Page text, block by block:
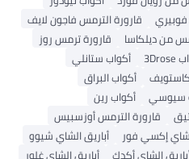
قارورة الترمس فاجون لايف
ديلكاسا
قارورة ترمس روز
أكواب ستانلي
أكواب البراق
أكواب رين
قارورة الترمس أوزسبيس
إكسي فور
أباريق الشاي شيوو
الشاي أكدك
أباريق الشاي غلور